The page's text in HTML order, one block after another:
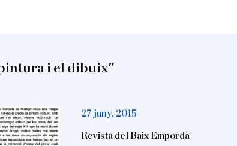
i el dibuix"
27 juny, 2015
Revista del Baix Empordà